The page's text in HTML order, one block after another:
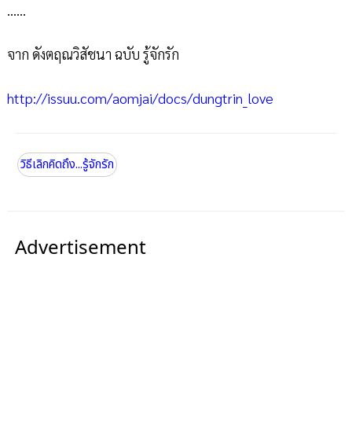
......
จาก ดังตฤณวิสัชนา ฉบับ รู้จักรัก
http://issuu.com/aomjai/docs/dungtrin_love
วิธีเลิกคิดถึง...รู้จักรัก
Advertisement